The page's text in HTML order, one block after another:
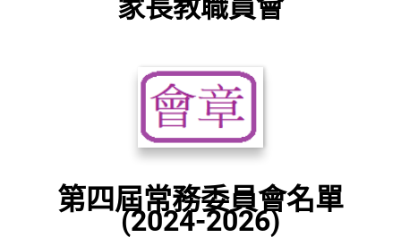
家長教職員會
第四屆常務委員會名單
(2024-2026)